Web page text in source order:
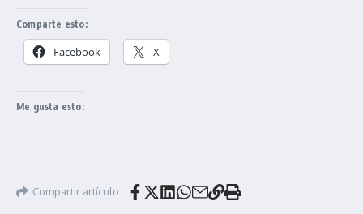
Comparte esto:
Facebook X
Me gusta esto:
Compartir artículo